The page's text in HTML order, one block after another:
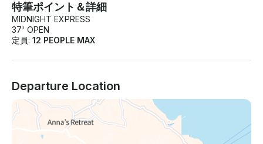
特筆ポイント＆詳細
MIDNIGHT EXPRESS
37' OPEN
定員: 12 PEOPLE MAX
Departure Location